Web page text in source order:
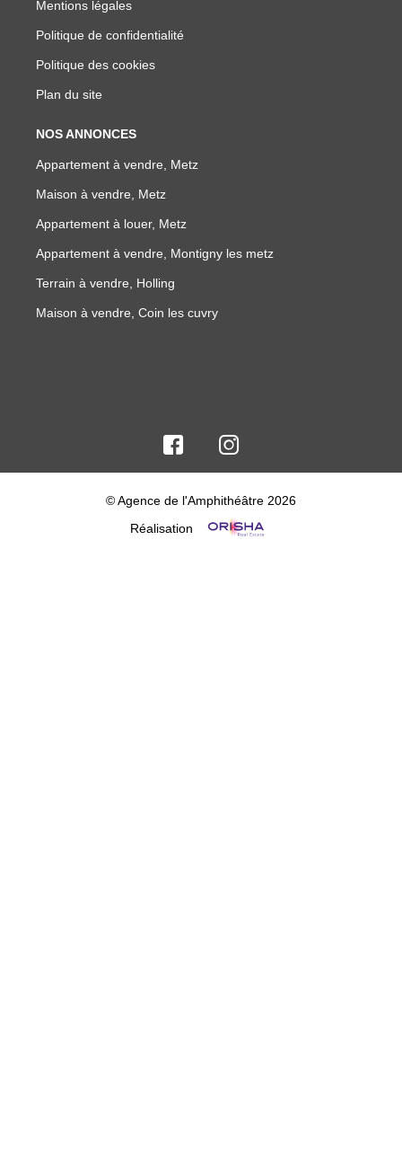
Mentions légales
Politique de confidentialité
Politique des cookies
Plan du site
NOS ANNONCES
Appartement à vendre, Metz
Maison à vendre, Metz
Appartement à louer, Metz
Appartement à vendre, Montigny les metz
Terrain à vendre, Holling
Maison à vendre, Coin les cuvry
© Agence de l'Amphithéâtre 2026
Réalisation